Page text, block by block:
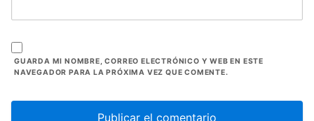
GUARDA MI NOMBRE, CORREO ELECTRÓNICO Y WEB EN ESTE
NAVEGADOR PARA LA PRÓXIMA VEZ QUE COMENTE.